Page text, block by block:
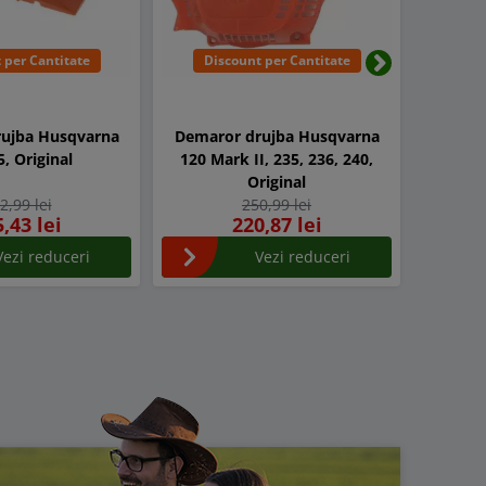
per Cantitate
Husqvarna
Original
lei
lei
reduceri
Discount per Cantitate
Demaror drujba Husqvarna
120 Mark II, 235, 236, 240,
Original
250,99 lei
220,87 lei
Vezi reduceri